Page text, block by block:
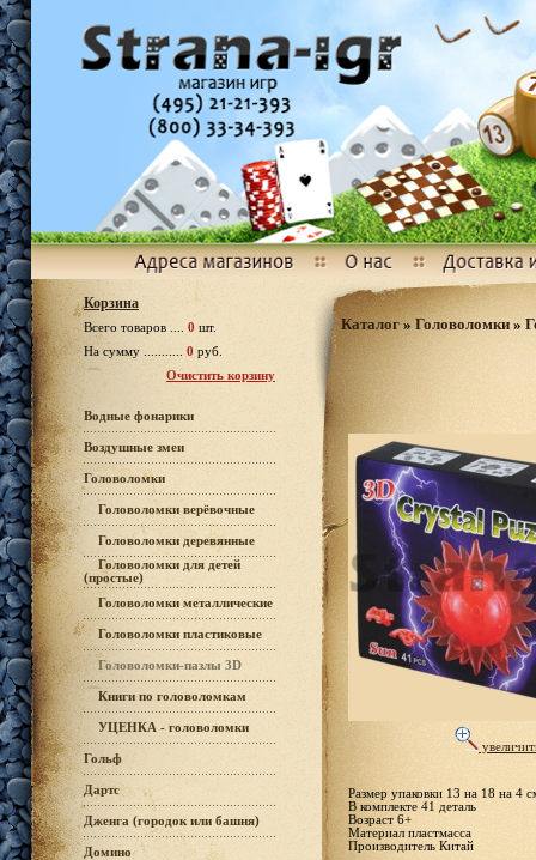
Корзина
Всего товаров .... 0 шт.
На сумму ........... 0 руб.
Очистить корзину
Водные фонарики
Воздушные змеи
Головоломки
Головоломки верёвочные
Головоломки деревянные
Головоломки для детей
(простые)
Головоломки металлические
Головоломки пластиковые
Головоломки-пазлы 3D
Книги по головоломкам
УЦЕНКА - головоломки
Гольф
Дартс
Дженга (городок или башня)
Домино
Каталог»Головоломки»
Размер упаковки 13 на 18 на 4
В комплекте 41 деталь
Возраст 6+
Материал пластмасса
Производитель Китай